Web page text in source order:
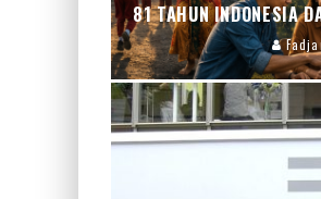
81 TAHUN INDONESIA